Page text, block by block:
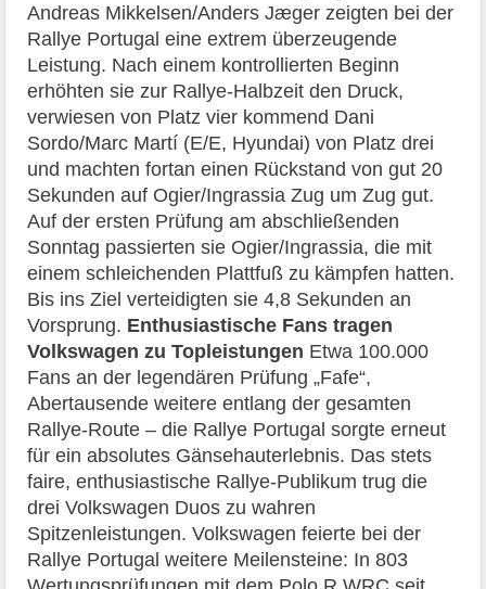
Andreas Mikkelsen/Anders Jæger zeigten bei der
Rallye Portugal eine extrem überzeugende
Leistung. Nach einem kontrollierten Beginn
erhöhten sie zur Rallye-Halbzeit den Druck,
verwiesen von Platz vier kommend Dani
Sordo/Marc Martí (E/E, Hyundai) von Platz drei
und machten fortan einen Rückstand von gut 20
Sekunden auf Ogier/Ingrassia Zug um Zug gut.
Auf der ersten Prüfung am abschließenden
Sonntag passierten sie Ogier/Ingrassia, die mit
einem schleichenden Plattfuß zu kämpfen hatten.
Bis ins Ziel verteidigten sie 4,8 Sekunden an
Vorsprung. Enthusiastische Fans tragen
Volkswagen zu Topleistungen Etwa 100.000
Fans an der legendären Prüfung „Fafe“,
Abertausende weitere entlang der gesamten
Rallye-Route – die Rallye Portugal sorgte erneut
für ein absolutes Gänsehauterlebnis. Das stets
faire, enthusiastische Rallye-Publikum trug die
drei Volkswagen Duos zu wahren
Spitzenleistungen. Volkswagen feierte bei der
Rallye Portugal weitere Meilensteine: In 803